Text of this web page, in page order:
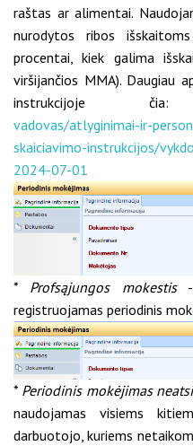
raštas ar alimentai.
nurodytos ribos
procentai, kiek galima
viršijančios MMA). Daugiau
instrukcijoje
vadovas/atlyginimai-ir-
skaiciavimo-instrukcijos/
2024-07-01
* Profsąjungos mokestis-
registruojamas periodinis
* Periodinis mokėjimas
naudojamas visiems
darbuotojo, kuriems